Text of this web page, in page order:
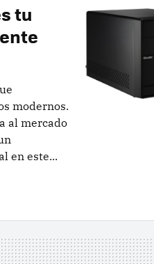
tu
modernos.
al mercado
en este...